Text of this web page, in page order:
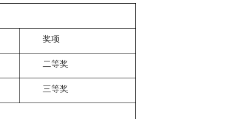
奖项
二等奖
三等奖